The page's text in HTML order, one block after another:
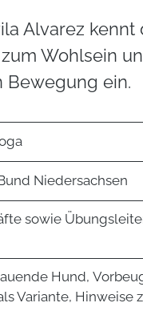
Alvarez
Wohlsein
Bewegung ein.
Niedersachsen
sowie
Hund,
Variante, Hinweise